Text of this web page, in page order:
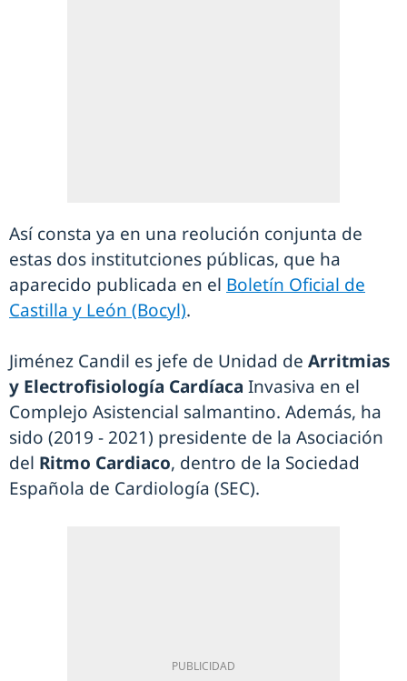
Así consta ya en una reolución conjunta de
estas dos institutciones públicas, que ha
aparecido publicada en el Boletín Oficial de
Castilla y León (Bocyl).
Jiménez Candil es jefe de Unidad de Arritmias
y Electrofisiología Cardíaca Invasiva en el
Complejo Asistencial salmantino. Además, ha
sido (2019 - 2021) presidente de la Asociación
del Ritmo Cardiaco, dentro de la Sociedad
Española de Cardiología (SEC).